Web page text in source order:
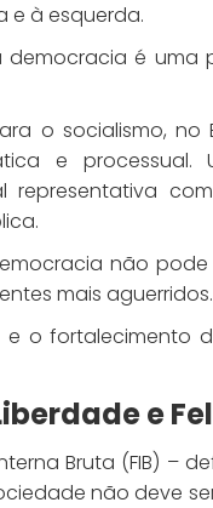
e à esquerda.
democracia é
o socialismo, no
e
representativa
não
mais aguerridos.
e o fortalecimento
e
Bruta (FIB) –
não deve